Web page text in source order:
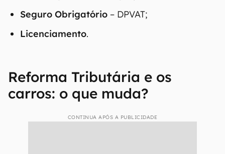
Seguro Obrigatório – DPVAT;
Licenciamento.
Reforma Tributária e os
carros: o que muda?
CONTINUA APÓS A PUBLICIDADE